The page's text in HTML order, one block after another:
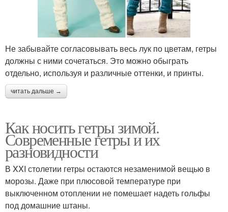
Не забывайте согласовывать весь лук по цветам, гетры
должны с ними сочетаться. Это можно обыграть
отдельно, используя и различные оттенки, и принты.
читать дальше →
Как носить гетры зимой.
Современные гетры и их
разновидности
В XXI столетии гетры остаются незаменимой вещью в
морозы. Даже при плюсовой температуре при
выключенном отоплении не помешает надеть гольфы
под домашние штаны.